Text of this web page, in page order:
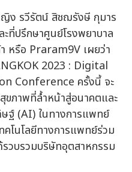
ง รวีรัตน์ สิชฌรังษี กุมาร
ที่ปรึกษาศูนย์โรงพยาบาล
หรือ Praram9V เผยว่า
2023 : Digital
Conference ครั้งนี้ จะ
ขภาพที่ล้ำหน้าสู่อนาคตและ
ฐ์ (AI) ในทางการแพทย์
คโนโลยีทางการแพทย์ร่วม
รวบรวมบริษัทอุตสาหกรรม